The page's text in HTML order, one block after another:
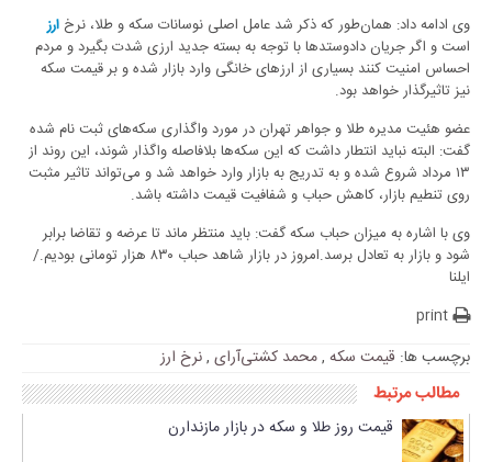
وی ادامه داد: همان‌طور که ذکر شد عامل اصلی نوسانات سکه و طلا، نرخ ارز
است و اگر جریان دادوستدها با توجه به بسته جدید ارزی شدت بگیرد و مردم
احساس امنیت کنند بسیاری از ارزهای خانگی وارد بازار شده و بر قیمت سکه
نیز تاثیرگذار خواهد بود.
عضو هئیت مدیره طلا و جواهر تهران در مورد واگذاری سکه‌های ثبت نام شده
گفت: البته نباید انتطار داشت که این سکه‌ها بلافاصله واگذار شوند، این روند از
۱۳ مرداد شروع شده و به تدریج به بازار وارد خواهد شد و می‌تواند تاثیر مثبت
روی تنطیم بازار، کاهش حباب و شفافیت قیمت داشته باشد.
وی با اشاره به میزان حباب سکه گفت: باید منتظر ماند تا عرضه و تقاضا برابر
شود و بازار به تعادل برسد.امروز در بازار شاهد حباب ۸۳۰ هزار تومانی بودیم./
ایلنا
print
برچسب ها: قیمت سکه ,محمد کشتی‌آرای ,نرخ ارز
مطالب مرتبط
قیمت روز طلا و سکه در بازار مازندارن